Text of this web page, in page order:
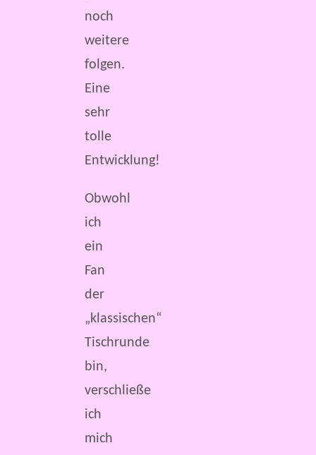
noch
weitere
folgen.
Eine
sehr
tolle
Entwicklung!
Obwohl
ich
ein
Fan
der
„klassischen“
Tischrunde
bin,
verschließe
ich
mich